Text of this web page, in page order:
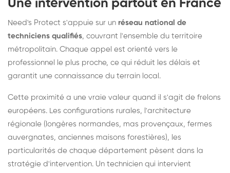
Une intervention partout en France
Need's Protect s'appuie sur un réseau national de
techniciens qualifiés, couvrant l'ensemble du territoire
métropolitain. Chaque appel est orienté vers le
professionnel le plus proche, ce qui réduit les délais et
garantit une connaissance du terrain local.
Cette proximité a une vraie valeur quand il s'agit de frelons
européens. Les configurations rurales, l'architecture
régionale (longères normandes, mas provençaux, fermes
auvergnates, anciennes maisons forestières), les
particularités de chaque département pèsent dans la
stratégie d'intervention. Un technicien qui intervient